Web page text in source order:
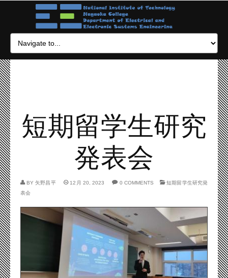
短期留学生研究
発表会
BY矢野昌平 12月 20, 2023 0 COMMENTS
短期留学生研究発
表会